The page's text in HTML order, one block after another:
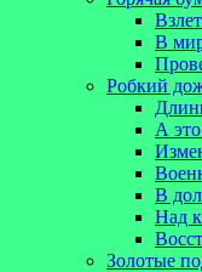
В
Робкий
А
В
Над
Золотые